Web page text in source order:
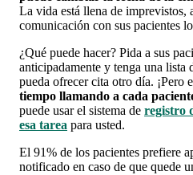
La vida está llena de imprevistos,
comunicación con sus pacientes
¿Qué puede hacer? Pida a sus
anticipadamente y tenga una lista
pueda ofrecer cita otro día. ¡Pero
tiempo llamando a cada
puede usar el sistema de registro
esa tarea para usted.
El 91% de los pacientes prefiere
notificado en caso de que quede